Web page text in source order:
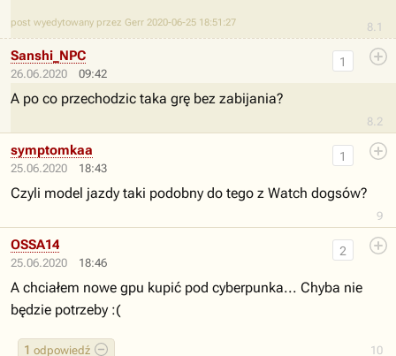
8.1
post wyedytowany przez Gerr 2020-06-25 18:51:27
26.06.2020 09:42
8.2
1
Sanshi_NPC
A po co przechodzic taka grę bez zabijania?
25.06.2020 18:43
9
1
symptomkaa
Czyli model jazdy taki podobny do tego z Watch dogsów?
25.06.2020 18:46
10
2
1 odpowiedź
OSSA14
A chciałem nowe gpu kupić pod cyberpunka... Chyba nie
będzie potrzeby :(